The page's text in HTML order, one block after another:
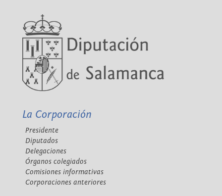
La Corporación
Presidente
Diputados
Delegaciones
Órganos colegiados
Comisiones informativas
Corporaciones anteriores